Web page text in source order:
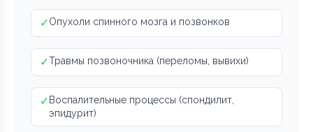
✓Опухоли спинного мозга и позвонков
✓Травмы позвоночника (переломы, вывихи)
✓ Воспалительные процессы (спондилит,
эпидурит)